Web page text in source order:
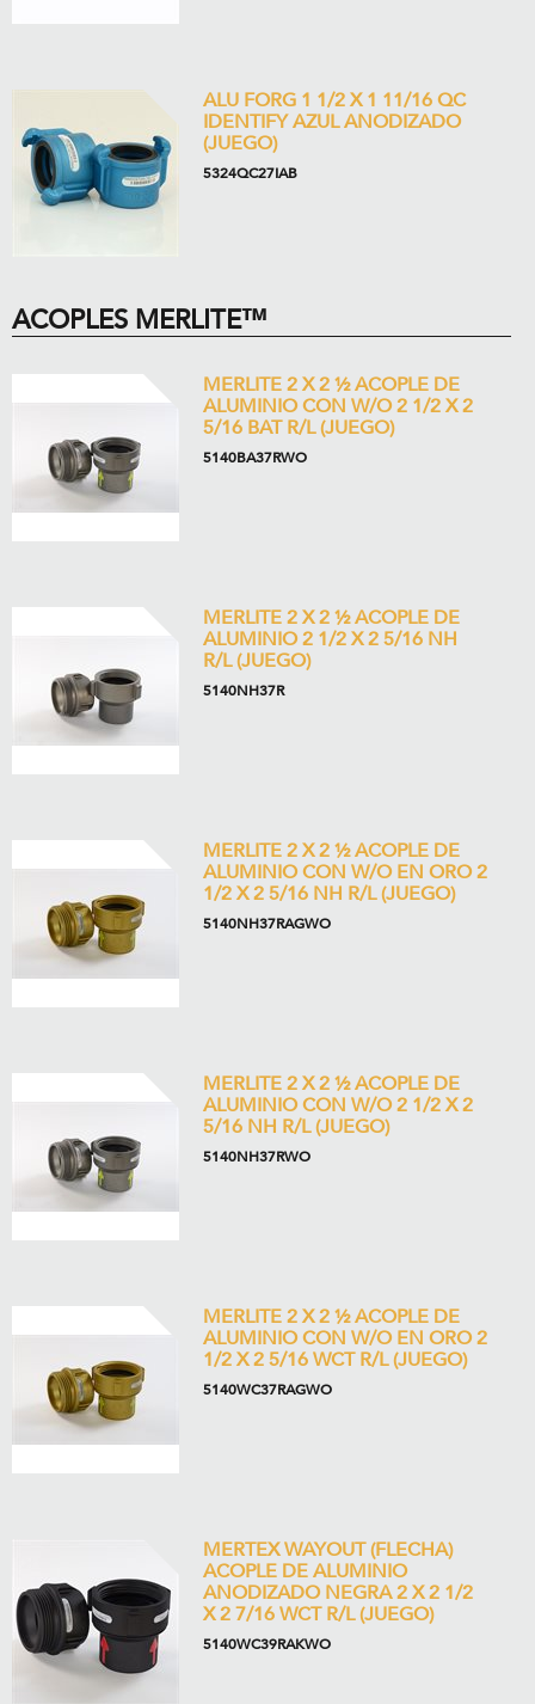
ALU FORG 1 1/2 X 1 11/16 QC
IDENTIFY AZUL ANODIZADO
(JUEGO)
5324QC27IAB
ACOPLES MERLITE™
MERLITE 2 X 2 ½ ACOPLE DE
ALUMINIO CON W/O 2 1/2 X 2
5/16 BAT R/L (JUEGO)
5140BA37RWO
MERLITE 2 X 2 ½ ACOPLE DE
ALUMINIO 2 1/2 X 2 5/16 NH
R/L (JUEGO)
5140NH37R
MERLITE 2 X 2 ½ ACOPLE DE
ALUMINIO CON W/O EN ORO 2
1/2 X 2 5/16 NH R/L (JUEGO)
5140NH37RAGWO
MERLITE 2 X 2 ½ ACOPLE DE
ALUMINIO CON W/O 2 1/2 X 2
5/16 NH R/L (JUEGO)
5140NH37RWO
MERLITE 2 X 2 ½ ACOPLE DE
ALUMINIO CON W/O EN ORO 2
1/2 X 2 5/16 WCT R/L (JUEGO)
5140WC37RAGWO
MERTEX WAYOUT (FLECHA)
ACOPLE DE ALUMINIO
ANODIZADO NEGRA 2 X 2 1/2
X 2 7/16 WCT R/L (JUEGO)
5140WC39RAKWO